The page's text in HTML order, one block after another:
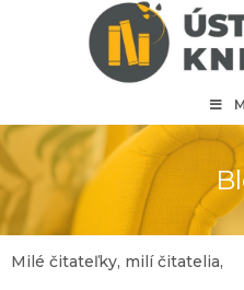
Milé čitateľky, milí čitatelia,